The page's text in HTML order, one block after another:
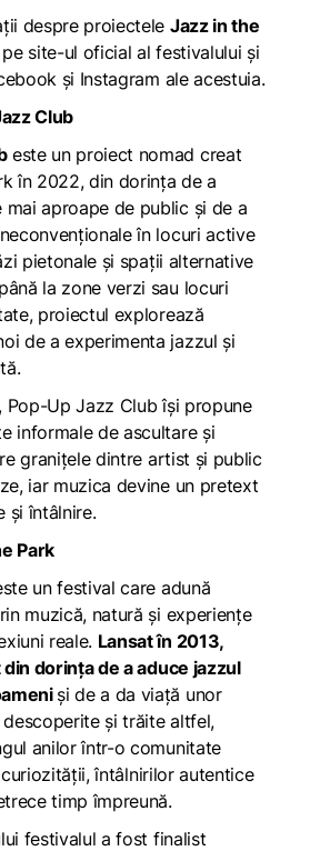
despre proiectele Jazz in the
site-ul oficial al festivalului și
și Instagram ale acestuia.
Club
este un proiect nomad creat
în 2022, din dorința de a
mai aproape de public și de a
în locuri active
pietonale și spații alternative
la zone verzi sau locuri
proiectul explorează
de a experimenta jazzul și
Pop-Up Jazz Club își propune
informale de ascultare și
granițele dintre artist și public
iar muzica devine un pretext
și întâlnire.
Park
un festival care adună
muzică, natură și experiențe
reale. Lansat în 2013,
dorința de a aduce jazzul
și de a da viață unor
și trăite altfel,
anilor într-o comunitate
întâlnirilor autentice
timp împreună.
festivalul a fost finalist